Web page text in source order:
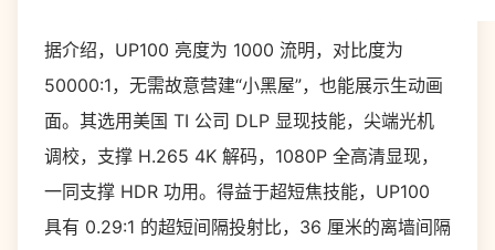
据介绍， UP100 亮度为 1000 流明，对比度为
50000:1，无需故意营建“小黑屋”，也能展示生动画
面。其选用美国 TI 公司 DLP 显现技能，尖端光机
调校，支撑 H.265 4K 解码， 1080P 全高清显现，
一同支撑 HDR 功用。得益于超短焦技能， UP100
具有 0.29:1 的超短间隔投射比， 36 厘米的离墙间隔